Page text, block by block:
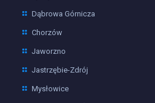
Dąbrowa Górnicza
Chorzów
Jaworzno
Jastrzębie-Zdrój
Mysłowice